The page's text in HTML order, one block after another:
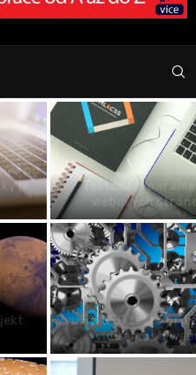
Testování parametru
webových stránek
Využití SEO testu pro zlepšení
viditelnosti webu